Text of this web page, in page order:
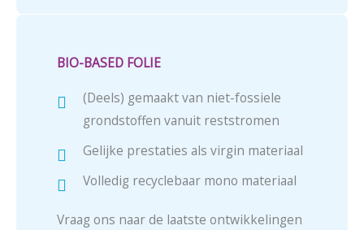
BIO-BASED FOLIE
(Deels) gemaakt van niet-fossiele
grondstoffen vanuit reststromen
Gelijke prestaties als virgin materiaal
Volledig recyclebaar mono materiaal
Vraag ons naar de laatste ontwikkelingen